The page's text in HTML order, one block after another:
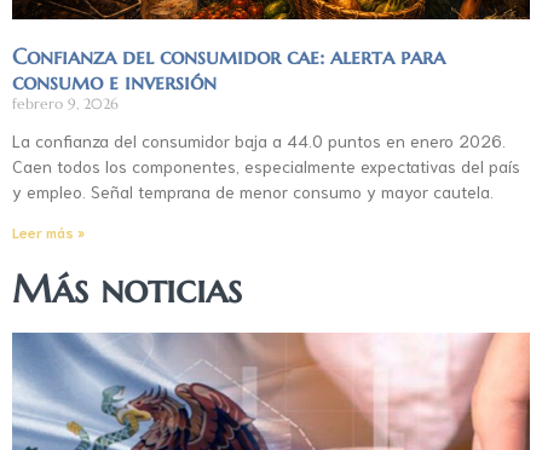
Confianza del consumidor cae: alerta para
consumo e inversión
febrero 9, 2026
La confianza del consumidor baja a 44.0 puntos en enero 2026.
Caen todos los componentes, especialmente expectativas del país
y empleo. Señal temprana de menor consumo y mayor cautela.
Leer más »
Más noticias